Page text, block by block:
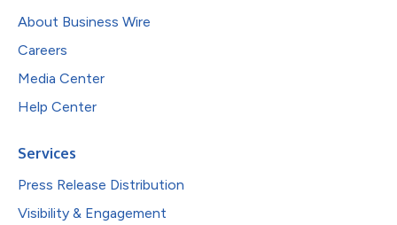
About Business Wire
Careers
Media Center
Help Center
Services
Press Release Distribution
Visibility & Engagement